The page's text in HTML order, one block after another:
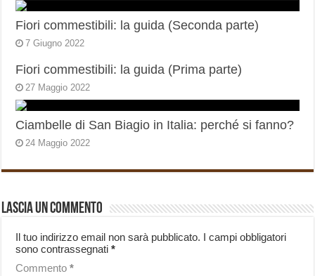
Fiori commestibili: la guida (Seconda parte)
7 Giugno 2022
Fiori commestibili: la guida (Prima parte)
27 Maggio 2022
Ciambelle di San Biagio in Italia: perché si fanno?
24 Maggio 2022
Lascia un commento
Il tuo indirizzo email non sarà pubblicato. I campi obbligatori
sono contrassegnati*
Commento*